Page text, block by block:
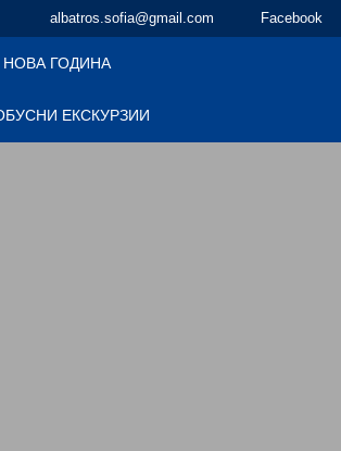
albatros.sofia@gmail.com Facebook
ГОДИНА
ЕКСКУРЗИИ